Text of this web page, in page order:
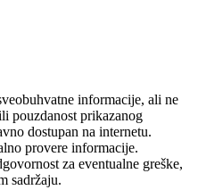
informacije, ali ne
pouzdanost prikazanog
dostupan na internetu.
provere informacije.
za eventualne greške,
sadržaju.